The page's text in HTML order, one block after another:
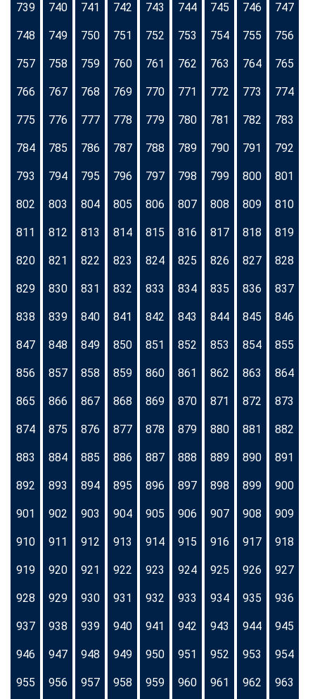
739 740 741 742 743 744 745 746 747
748 749 750 751 752 753 754 755 756
757 758 759 760 761 762 763 764 765
766 767 768 769 770 771 772 773 774
775 776 777 778 779 780 781 782 783
784 785 786 787 788 789 790 791 792
793 794 795 796 797 798 799 800 801
802 803 804 805 806 807 808 809 810
811 812 813 814 815 816 817 818 819
820 821 822 823 824 825 826 827 828
829 830 831 832 833 834 835 836 837
838 839 840 841 842 843 844 845 846
847 848 849 850 851 852 853 854 855
856 857 858 859 860 861 862 863 864
865 866 867 868 869 870 871 872 873
874 875 876 877 878 879 880 881 882
883 884 885 886 887 888 889 890 891
892 893 894 895 896 897 898 899 900
901 902 903 904 905 906 907 908 909
910 911 912 913 914 915 916 917 918
919 920 921 922 923 924 925 926 927
928 929 930 931 932 933 934 935 936
937 938 939 940 941 942 943 944 945
946 947 948 949 950 951 952 953 954
955 956 957 958 959 960 961 962 963